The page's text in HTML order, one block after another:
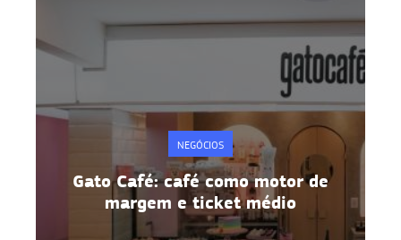
NEGÓCIOS
Gato Café: café como motor de
margem e ticket médio